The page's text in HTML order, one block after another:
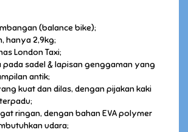
(balance bike);
hanya 2,9kg;
London Taxi;
pada sadel & lapisan genggaman yang
antik;
kuat dan dilas, dengan pijakan kaki
ringan, dengan bahan EVA polymer
udara;